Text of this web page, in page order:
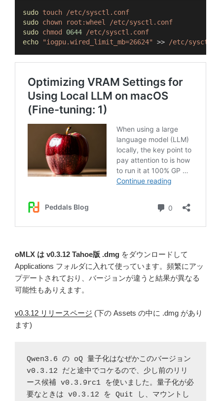
sudo touch
/etc/sysctl.conf
sudo chown root:wheel
/etc/sysctl.conf
sudo chmod 0644
/etc/sysctl.conf
echo
"iogpu.wired_limit_mb=26624" >> /etc/
oMLX は v0.3.12 Tahoe版 .dmg をダウンロードして
Applications フォルダに入れて使っています。頻繁にアッ
プデートされており、バージョンが違うと結果が異なる
可能性もありえます。
v0.3.12 リリースページ (下の Assets の中に .dmg があり
ます)
Qwen3.6 の oQ 量子化はなぜかこのバージョン
v0.3.12 だと途中でコケるので、少し前のリリ
ース候補 v0.3.9rc1 を使いました。量子化が必
要なときは v0.3.12 を Quit し、マウントし